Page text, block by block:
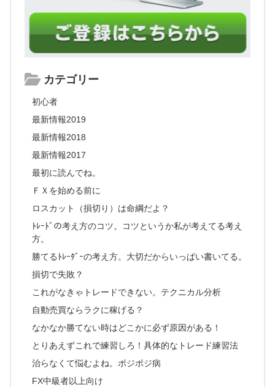
カテゴリー
初心者
最新情報2019
最新情報2018
最新情報2017
最初に読んでね。
ＦＸを始める前に
ロスカット（損切り）は命綱だよ？
ﾄﾚｰﾄﾞの考え方のコツ。コツというか私が考えてる考え
方。
勝てるﾄﾚｰﾀﾞｰの考え方。大切だからいっぱい書いてる。
損切で失敗？
これがなきゃトレードできない。テクニカル分析
自動売買ならラクに稼げる？
なかなか勝てない時はどこかに必ず原因がある！
とりあえずこれで練習しろ！具体的なトレード練習法
治らなくて悩むよね。ポジポジ病
FX中級者以上向け